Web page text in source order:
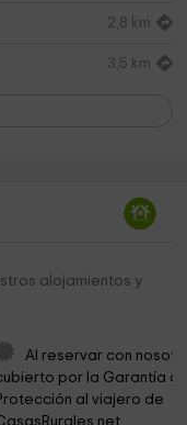
2,8 km
3,5 km
6,9 km
alojamientos y
Al reservar con
por la Garantía
al viajero de